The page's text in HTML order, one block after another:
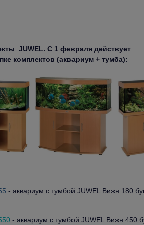
JUWEL. С 1 февраля действует
комплектов (аквариум + тумба):
- аквариум с тумбой JUWEL Вижн 180
- аквариум с тумбой JUWEL Вижн 450